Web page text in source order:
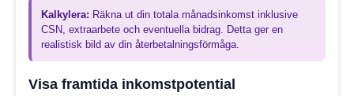
Kalkylera: Räkna ut din totala månadsinkomst inklusive
CSN, extraarbete och eventuella bidrag. Detta ger en
realistisk bild av din återbetalningsförmåga.
Visa framtida inkomstpotential